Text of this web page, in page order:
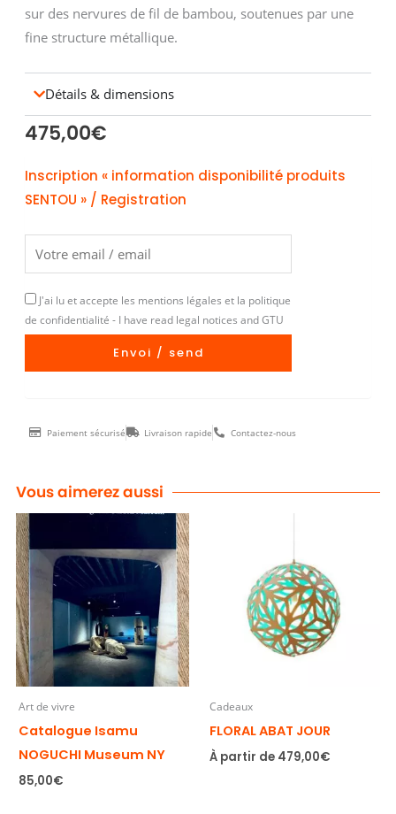
sur des nervures de fil de bambou, soutenues par une
fine structure métallique.
Détails & dimensions
475,00€
Inscription « information disponibilité produits
SENTOU » / Registration
J'ai lu et accepte les mentions légales et la politique
de confidentialité - I have read legal notices and GTU
Envoi / send
Paiement sécurisé Livraison rapide Contactez-nous
Vous aimerez aussi
Art de vivre
Catalogue Isamu
NOGUCHI Museum NY
85,00€
Cadeaux
FLORAL ABAT JOUR
À partir de 479,00€